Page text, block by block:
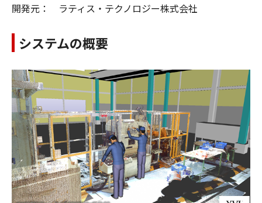
開発元： ラティス・テクノロジー株式会社
システムの概要